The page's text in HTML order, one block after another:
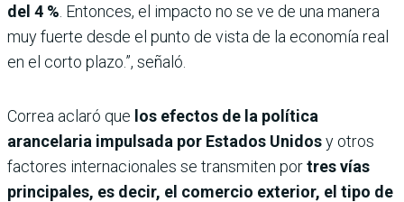
del 4 % . Entonces, el impacto no se ve de una manera
muy fuerte desde el punto de vista de la economía real
en el corto plazo.”, señaló.
Correa aclaró que los efectos de la política
arancelaria impulsada por Estados Unidosy otros
factores internacionales se transmiten portres vías
principales, es decir, el comercio exterior, el tipo de